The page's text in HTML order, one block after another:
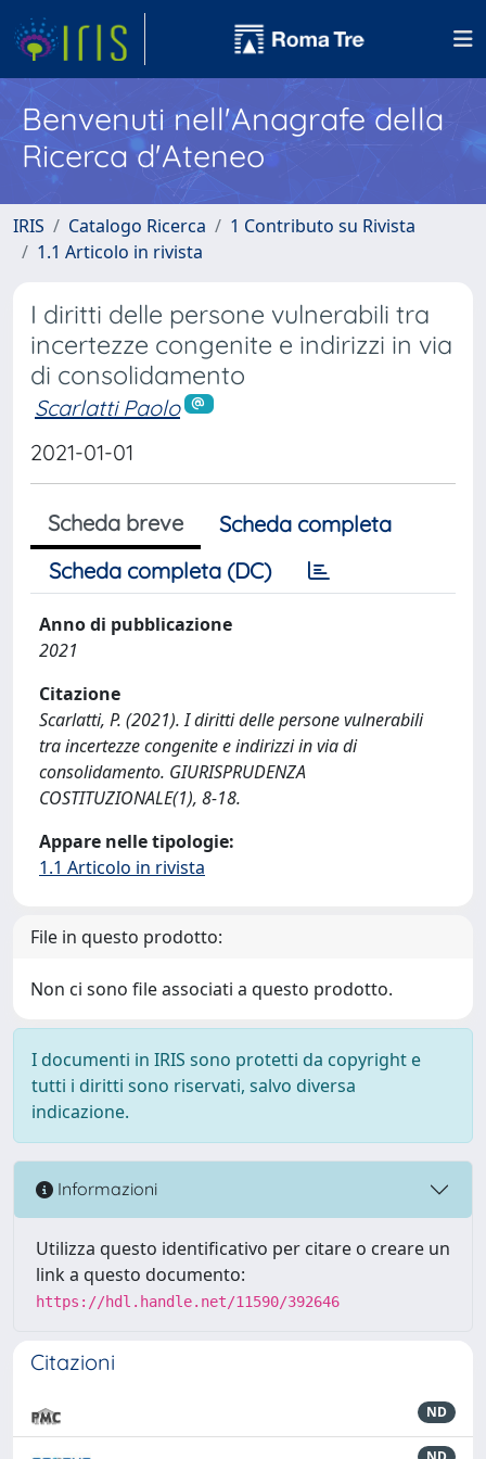
Benvenuti nell'Anagrafe della
Ricerca d'Ateneo
IRIS Catalogo Ricerca
1 Contributo su Rivista
1.1 Articolo in rivista
I diritti delle persone vulnerabili tra
incertezze congenite e indirizzi in via
di consolidamento
Scarlatti Paolo
2021-01-01
Scheda breve
Scheda completa
Scheda completa (DC)
Anno di pubblicazione
2021
Citazione
Scarlatti, P. (2021). I diritti delle persone vulnerabili
tra incertezze congenite e indirizzi in via di
consolidamento. GIURISPRUDENZA
COSTITUZIONALE(1), 8-18.
Appare nelle tipologie:
1.1 Articolo in rivista
File in questo prodotto:
Non ci sono file associati a questo prodotto.
I documenti in IRIS sono protetti da copyright e
tutti i diritti sono riservati, salvo diversa
indicazione.
Informazioni
Utilizza questo identificativo per citare o creare un
link a questo documento:
https://hdl.handle.net/11590/392646
Citazioni
ND